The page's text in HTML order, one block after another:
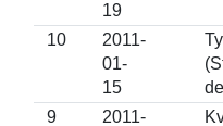
19
10
2011-
01-
15
9
2011-